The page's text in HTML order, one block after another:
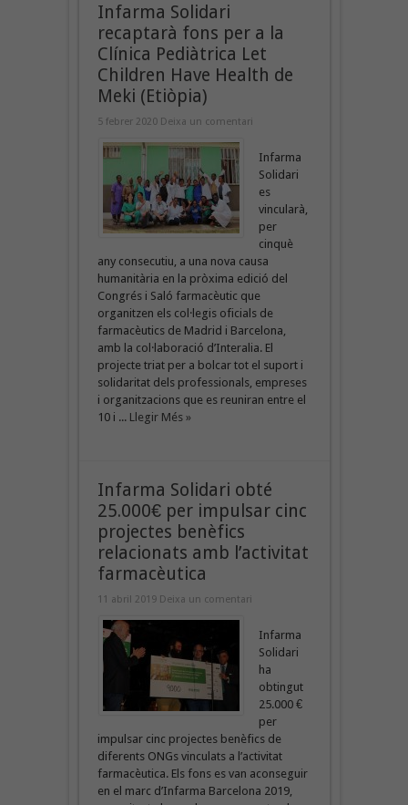
Infarma Solidari
recaptarà fons per a la
Clínica Pediàtrica Let
Children Have Health de
Meki (Etiòpia)
5 febrer 2020 Deixa un comentari
Infarma
Solidari
es
vincularà,
per
cinquè
any consecutiu, a una nova causa
humanitària en la pròxima edició del
Congrés i Saló farmacèutic que
organitzen els col·legis oficials de
farmacèutics de Madrid i Barcelona,
amb la col·laboració d’Interalia. El
projecte triat per a bolcar tot el suport i
solidaritat dels professionals, empreses
i organitzacions que es reuniran entre el
10 i ... Llegir Més »
Infarma Solidari obté
25.000€ per impulsar cinc
projectes benèfics
relacionats amb l’activitat
farmacèutica
11 abril 2019 Deixa un comentari
Infarma
Solidari
ha
obtingut
25.000 €
per
impulsar cinc projectes benèfics de
diferents ONGs vinculats a l’activitat
farmacèutica. Els fons es van aconseguir
en el marc d’Infarma Barcelona 2019,